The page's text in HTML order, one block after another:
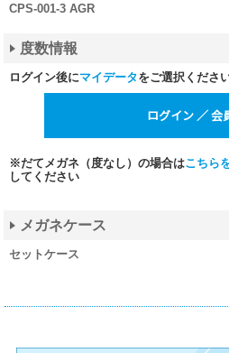
CPS-001-3 AGR
度数情報
ログイン後にマイデータをご選択くださ
※だてメガネ（度なし）の場合はこちら
してください
メガネケース
セットケース